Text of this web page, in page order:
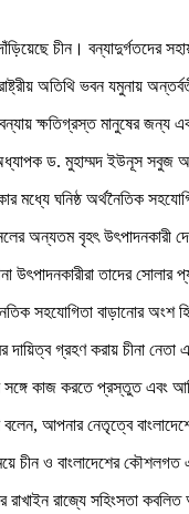
চীন। বন্যাদুর্গতদের
অতিথি ভবন যমুনায়
ক্ষতিগ্রস্ত মানুষের জন্য
ড. মুহাম্মদ ইউনূস সবুজ
মধ্যে ঘনিষ্ঠ অর্থনৈতিক
অন্যতম বৃহৎ উৎপাদনকারী
তাদের সোলার
সহযোগিতা বাড়ানোর অংশ
দায়িত্ব গ্রহণ করায় চীনা
সঙ্গে কাজ করতে প্রস্তুত এবং
বলেন, আপনার নেতৃত্বে
চীন ও বাংলাদেশের
রাখাইন রাজ্যে সহিংসতা